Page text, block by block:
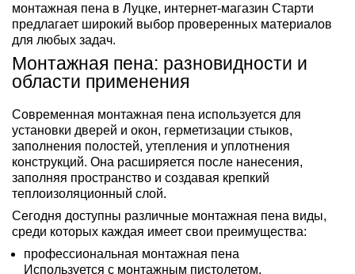
монтажная пена в Луцке, интернет-магазин Старти
предлагает широкий выбор проверенных материалов
для любых задач.
Монтажная пена: разновидности и
области применения
Современная монтажная пена используется для
установки дверей и окон, герметизации стыков,
заполнения полостей, утепления и уплотнения
конструкций. Она расширяется после нанесения,
заполняя пространство и создавая крепкий
теплоизоляционный слой.
Сегодня доступны различные монтажная пена виды,
среди которых каждая имеет свои преимущества:
профессиональная монтажная пена
Используется с монтажным пистолетом,